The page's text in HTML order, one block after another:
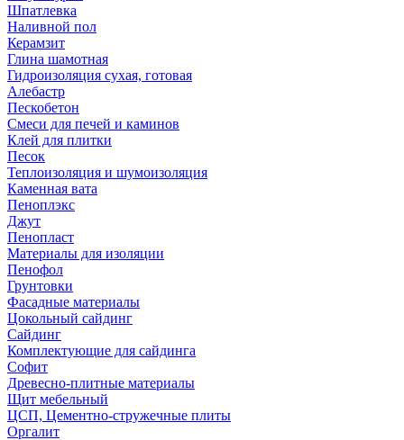
Шпатлевка
Наливной пол
Керамзит
Глина шамотная
Гидроизоляция сухая, готовая
Алебастр
Пескобетон
Смеси для печей и каминов
Клей для плитки
Песок
Теплоизоляция и шумоизоляция
Каменная вата
Пеноплэкс
Джут
Пенопласт
Материалы для изоляции
Пенофол
Грунтовки
Фасадные материалы
Цокольный сайдинг
Сайдинг
Комплектующие для сайдинга
Софит
Древесно-плитные материалы
Щит мебельный
ЦСП, Цементно-стружечные плиты
Оргалит